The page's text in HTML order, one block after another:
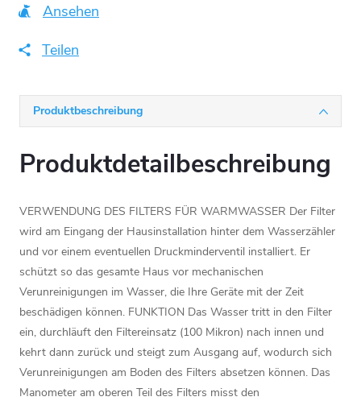
Ansehen
Teilen
Produktbeschreibung
Produktdetailbeschreibung
VERWENDUNG DES FILTERS FÜR WARMWASSER Der Filter
wird am Eingang der Hausinstallation hinter dem Wasserzähler
und vor einem eventuellen Druckminderventil installiert. Er
schützt so das gesamte Haus vor mechanischen
Verunreinigungen im Wasser, die Ihre Geräte mit der Zeit
beschädigen können. FUNKTION Das Wasser tritt in den Filter
ein, durchläuft den Filtereinsatz (100 Mikron) nach innen und
kehrt dann zurück und steigt zum Ausgang auf, wodurch sich
Verunreinigungen am Boden des Filters absetzen können. Das
Manometer am oberen Teil des Filters misst den